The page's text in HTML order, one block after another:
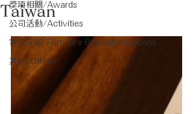
獎項相關/Awards
公司活動/Activities
家具介紹/Furniture Recommendations
其他/Others
Taiwan